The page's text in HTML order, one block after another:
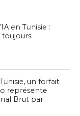
en Tunisie :
toujours
un forfait
représente
Brut par